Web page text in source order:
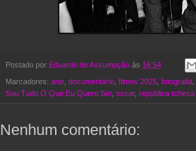
Postado por Eduardo de Assumpção às 16:54
Marcadores: arte, documentário, filmes 2025, fotografia,
Sou Tudo O Que Eu Quero Ser, oscar, república tcheca
Nenhum comentário: